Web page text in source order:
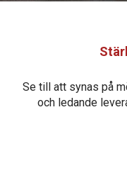
Se till att synas på
och ledande